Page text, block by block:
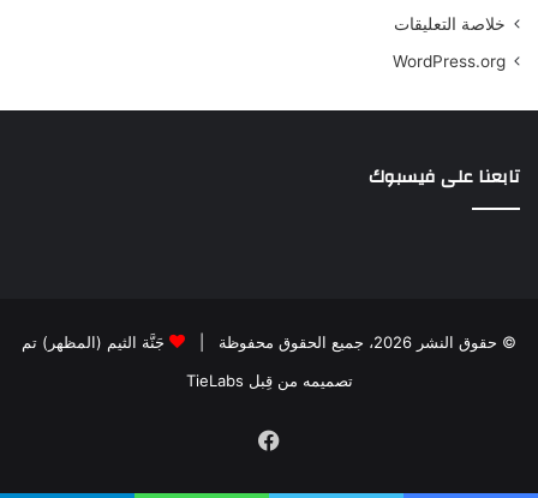
خلاصة التعليقات
WordPress.org
تابعنا على فيسبوك
© حقوق النشر 2026، جميع الحقوق محفوظة |
جَنَّة الثيم (المظهر) تم
تصميمه من قِبل TieLabs
فيسبوك